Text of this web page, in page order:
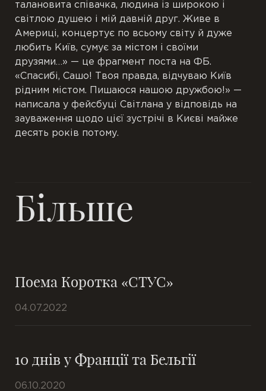
талановита співачка, людина із широкою і
світлою душею і мій давній друг. Живе в
Америці, концертує по всьому світу й дуже
любить Київ, сумує за містом і своїми
друзями…» — це фрагмент поста на ФБ.
«Спасибі, Сашо! Твоя правда, відчуваю Київ
рідним містом. Пишаюся нашою дружбою!» —
написала у фейсбуці Світлана у відповідь на
зауваження щодо цієї зустрічі в Києві майже
десять років потому.
Більше
Поема Коротка «СТУС»
04.07.2022
10 днів у Франції та Бельгії
06.10.2020